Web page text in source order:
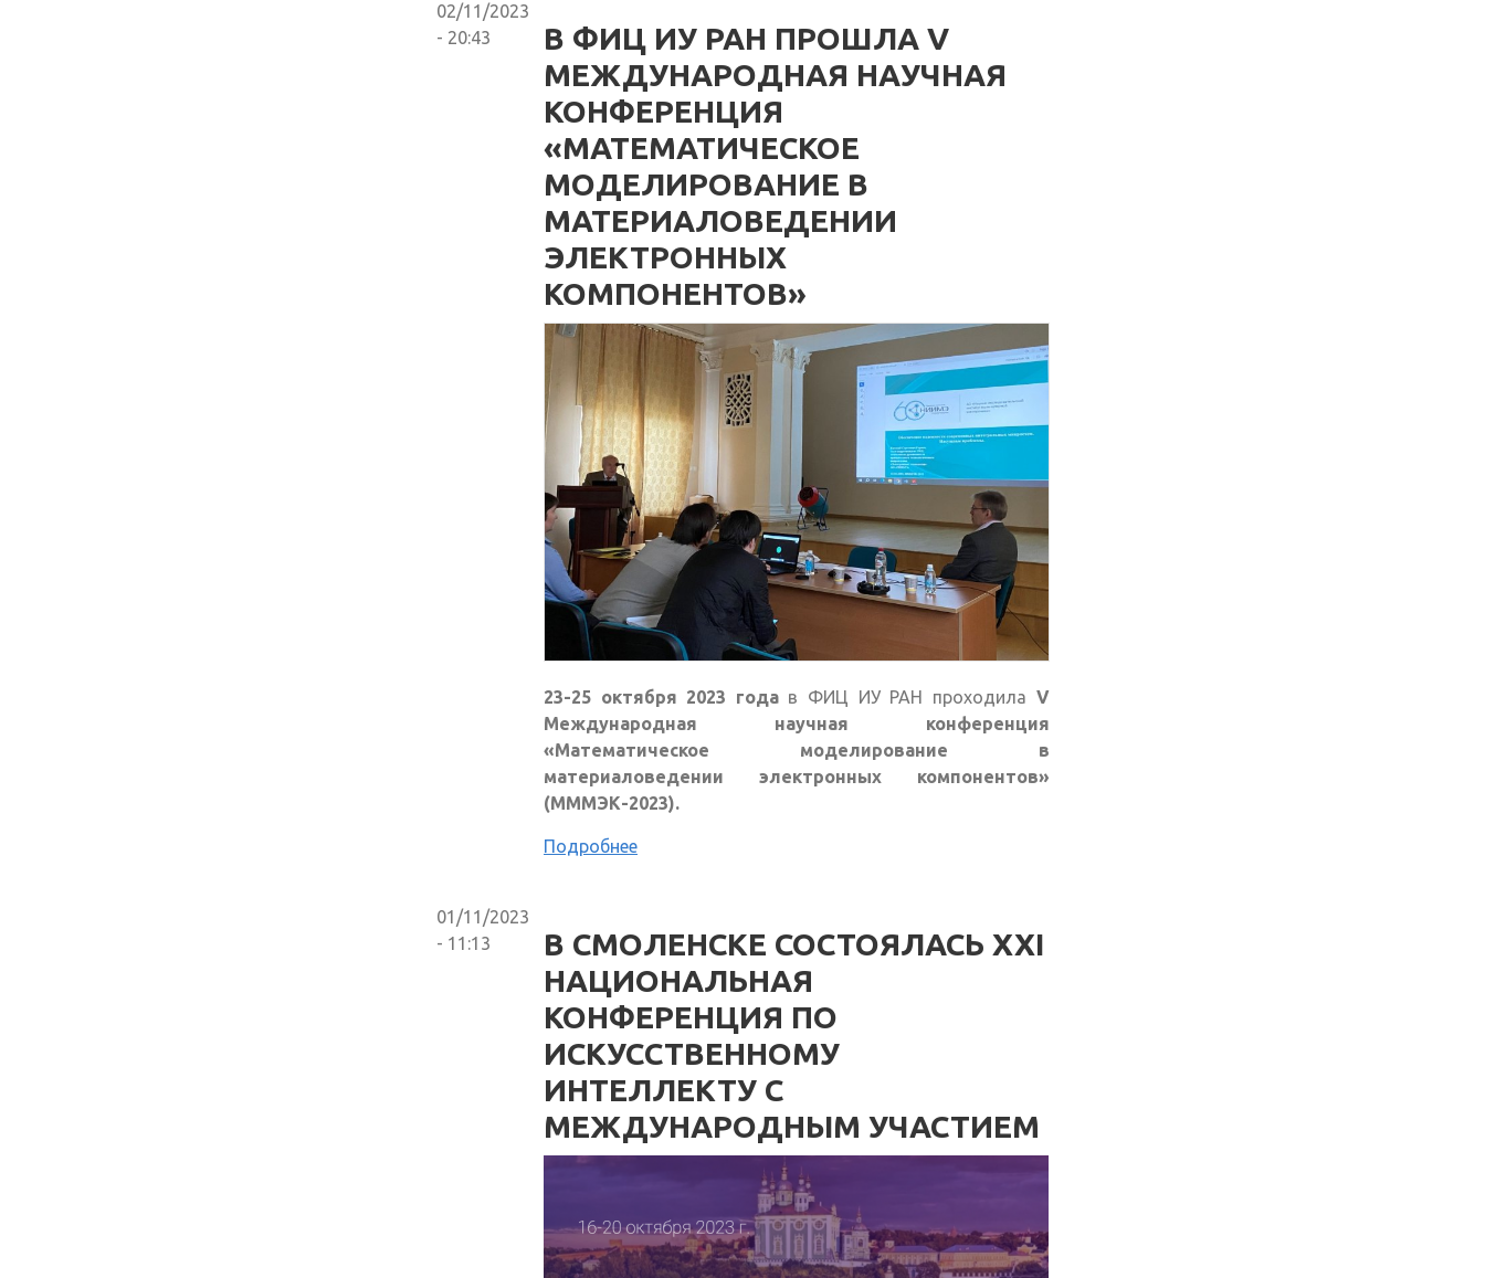
02/11/2023
- 20:43
В ФИЦ ИУ РАН ПРОШЛА V
МЕЖДУНАРОДНАЯ НАУЧНАЯ
КОНФЕРЕНЦИЯ
«МАТЕМАТИЧЕСКОЕ
МОДЕЛИРОВАНИЕ В
МАТЕРИАЛОВЕДЕНИИ
ЭЛЕКТРОННЫХ
КОМПОНЕНТОВ»
23-25 октября 2023 года в ФИЦ ИУ РАН проходила V
Международная научная конференция
«Математическое моделирование в
материаловедении электронных компонентов»
(МММЭК-2023).
Подробнее
01/11/2023
- 11:13
В СМОЛЕНСКЕ СОСТОЯЛАСЬ XXI
НАЦИОНАЛЬНАЯ
КОНФЕРЕНЦИЯ ПО
ИСКУССТВЕННОМУ
ИНТЕЛЛЕКТУ С
МЕЖДУНАРОДНЫМ УЧАСТИЕМ